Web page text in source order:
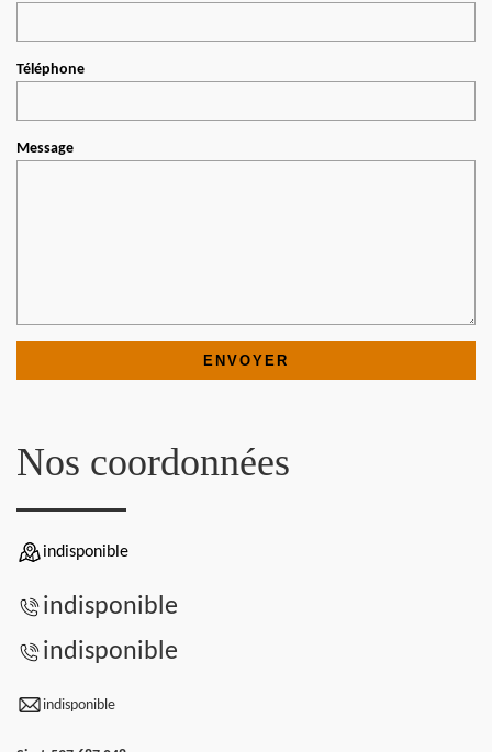
Téléphone
Message
Nos coordonnées
indisponible
indisponible
indisponible
indisponible